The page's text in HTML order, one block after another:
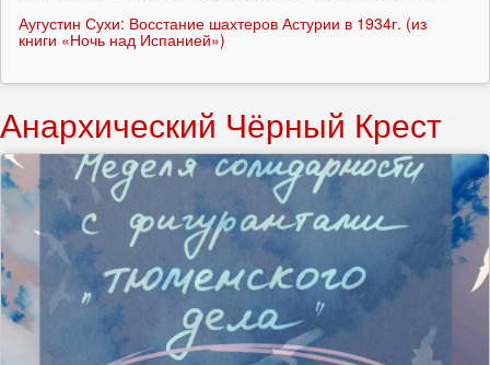
Аугустин Сухи: Восстание шахтеров Астурии в 1934г. (из
книги «Ночь над Испанией»)
Анархический Чёрный Крест